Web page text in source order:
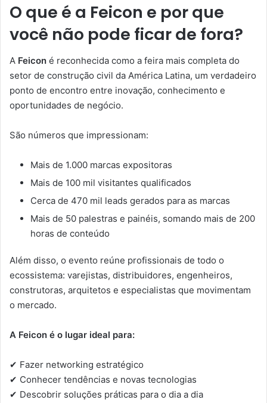
O que é a Feicon e por que
você não pode ficar de fora?
A Feicon é reconhecida como a feira mais completa do
setor de construção civil da América Latina, um verdadeiro
ponto de encontro entre inovação, conhecimento e
oportunidades de negócio.
São números que impressionam:
Mais de 1.000 marcas expositoras
Mais de 100 mil visitantes qualificados
Cerca de 470 mil leads gerados para as marcas
Mais de 50 palestras e painéis, somando mais de 200
horas de conteúdo
Além disso, o evento reúne profissionais de todo o
ecossistema: varejistas, distribuidores, engenheiros,
construtoras, arquitetos e especialistas que movimentam
o mercado.
A Feicon é o lugar ideal para:
✔ Fazer networking estratégico
✔ Conhecer tendências e novas tecnologias
✔ Descobrir soluções práticas para o dia a dia